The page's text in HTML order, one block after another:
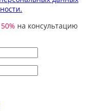
на консультацию